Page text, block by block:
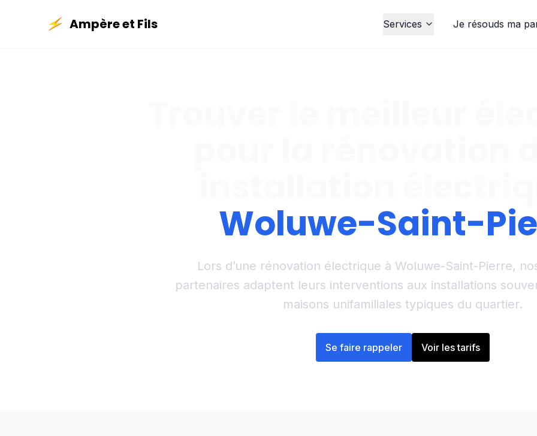
Ampère et Fils Services Je résouds ma
Woluwe-Saint-
Lors d’une rénovation électrique à Woluwe-Saint-Pierre,
partenaires adaptent leurs interventions aux installations
maisons unifamiliales typiques du quartier.
Se faire rappeler Voir les tarifs